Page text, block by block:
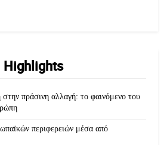
Highlights
στην πράσινη αλλαγή: το φαινόμενο του
περιφερειών μέσα από